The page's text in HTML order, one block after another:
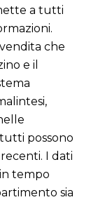
a tutti
che
e il
possono
I dati
tempo
sia